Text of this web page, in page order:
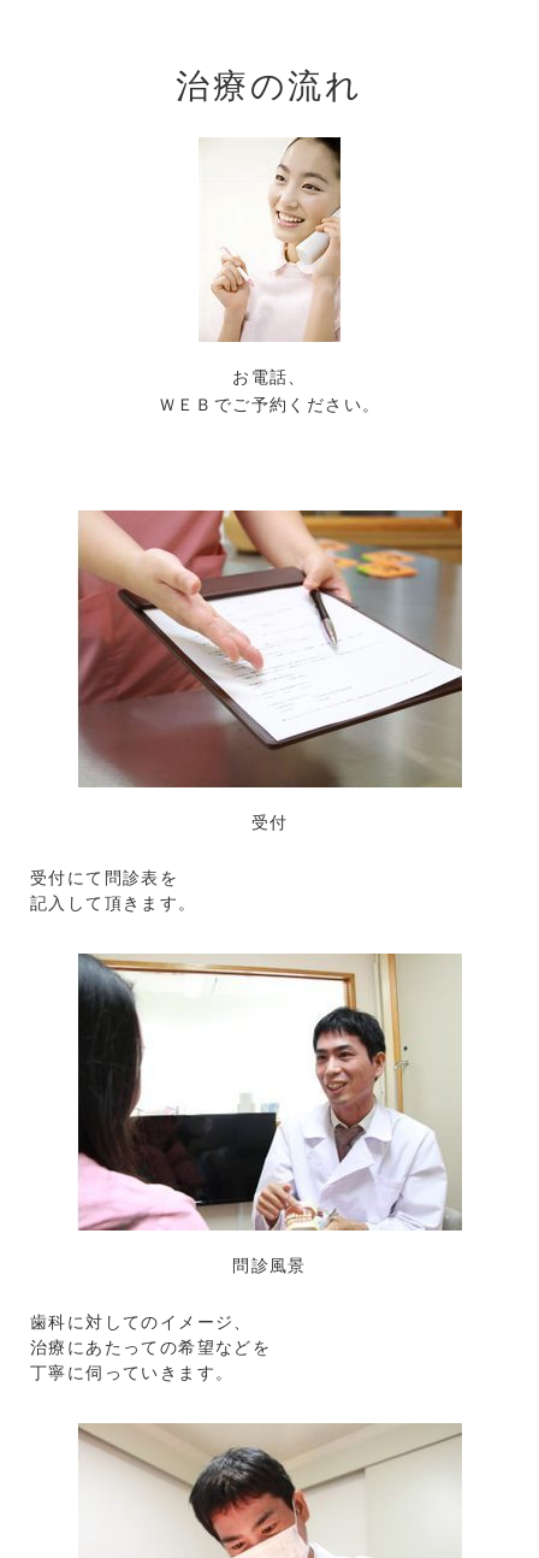
治療の流れ
お電話、
ＷＥＢでご予約ください。
受付
受付にて問診表を
記入して頂きます。
問診風景
歯科に対してのイメージ、
治療にあたっての希望などを
丁寧に伺っていきます。